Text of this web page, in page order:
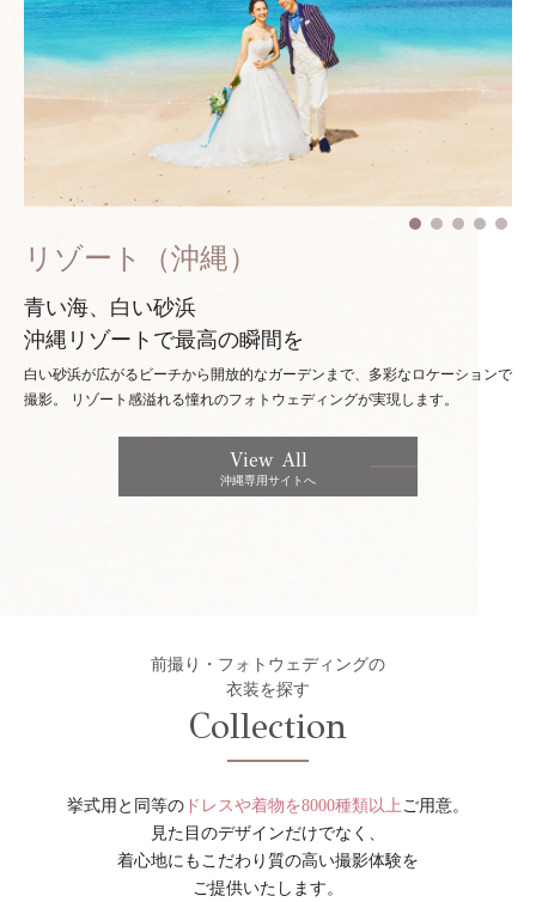
リゾート（沖縄）
青い海、白い砂浜
沖縄リゾートで最高の瞬間を
白い砂浜が広がるビーチから開放的なガーデンまで、多彩なロケーションで
撮影。
リゾート感溢れる憧れのフォトウェディングが実現します。
View All
沖縄専用サイトへ
前撮り・フォトウェディングの
衣装を探す
Collection
挙式用と同等の ドレスや着物を8000種類以上 ご用意。
見た目のデザインだけでなく、
着心地にもこだわり質の高い撮影体験を
ご提供いたします。